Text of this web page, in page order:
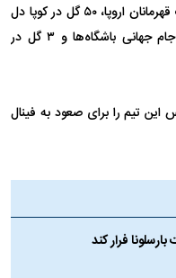
لیونل مسی ۴۱۷ گل در لالیگا، ۱۱۲ گل در لیگ قهرمانان اروپا، ۵۰ گل در کوپا دل
ری، ۱۳ گل در سوپرجام اسپانیا، ۵ گل در جام جهانی باشگاه‌ها و ۳ گل در
شانس این تیم را برای صعود به فینال
فرار کند